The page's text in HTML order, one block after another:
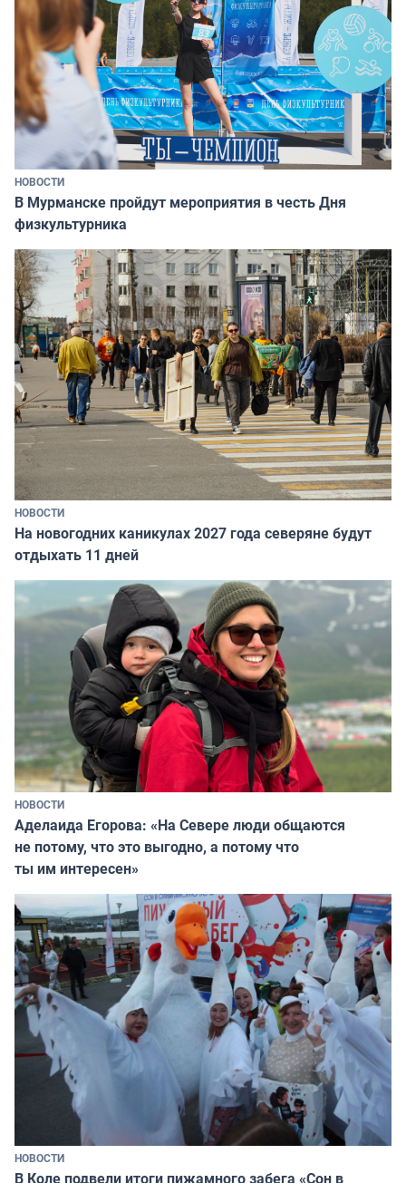
НОВОСТИ
В Мурманске пройдут мероприятия в честь Дня
физкультурника
НОВОСТИ
На новогодних каникулах 2027 года северяне будут
отдыхать 11 дней
НОВОСТИ
Аделаида Егорова: «На Севере люди общаются
не потому, что это выгодно, а потому что
ты им интересен»
НОВОСТИ
В Коле подвели итоги пижамного забега «Сон в